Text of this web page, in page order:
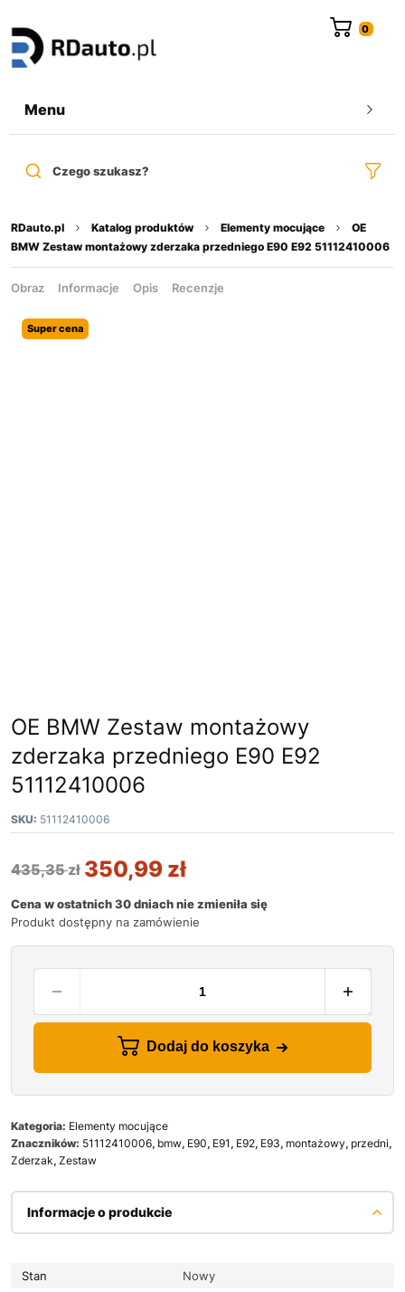
Menu
Czego szukasz?
RDauto.pl Katalog produktów Elementy mocujące
OE
BMW Zestaw montażowy zderzaka przedniego E90 E92 51112410006
Obraz Informacje Opis Recenzje
Super cena
OE BMW Zestaw montażowy
zderzaka przedniego E90 E92
51112410006
SKU: 51112410006
435,35zł 350,99 zł
Cena w ostatnich 30 dniach nie zmieniła się
Produkt dostępny na zamówienie
Dodaj do koszyka
Kategoria: Elementy mocujące
Znaczników: 51112410006, bmw, E90, E91 , E92, E93, montażowy, przedni,
Zderzak, Zestaw
Informacje o produkcie
Stan
Nowy